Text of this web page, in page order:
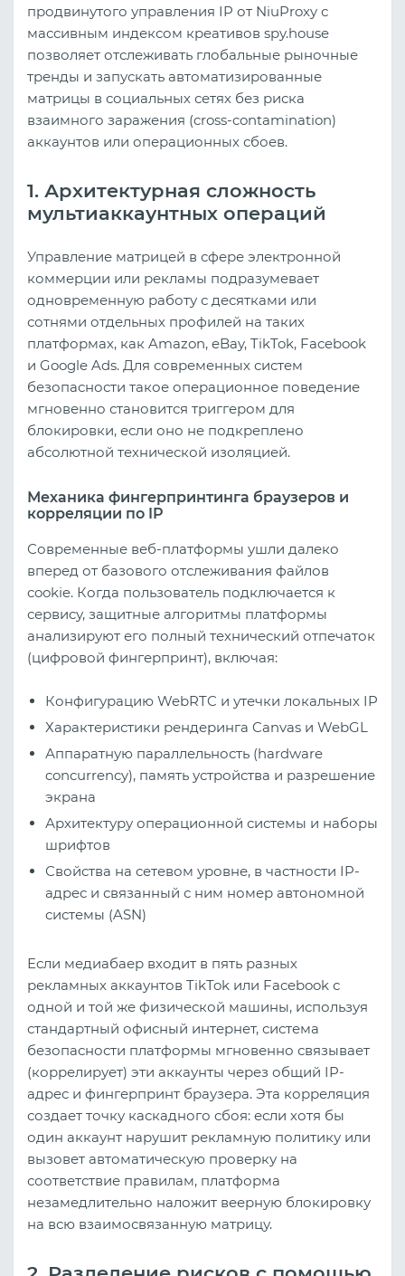
продвинутого управления IP от NiuProxy с
массивным индексом креативов spy.house
позволяет отслеживать глобальные рыночные
тренды и запускать автоматизированные
матрицы в социальных сетях без риска
взаимного заражения (cross-contamination)
аккаунтов или операционных сбоев.
1. Архитектурная сложность
мультиаккаунтных операций
Управление матрицей в сфере электронной
коммерции или рекламы подразумевает
одновременную работу с десятками или
сотнями отдельных профилей на таких
платформах, как Amazon, eBay, TikTok, Facebook
и Google Ads. Для современных систем
безопасности такое операционное поведение
мгновенно становится триггером для
блокировки, если оно не подкреплено
абсолютной технической изоляцией.
Механика фингерпринтинга браузеров и
корреляции по IP
Современные веб-платформы ушли далеко
вперед от базового отслеживания файлов
cookie. Когда пользователь подключается к
сервису, защитные алгоритмы платформы
анализируют его полный технический отпечаток
(цифровой фингерпринт), включая:
Конфигурацию WebRTC и утечки локальных IP
Характеристики рендеринга Canvas и WebGL
Аппаратную параллельность (hardware
concurrency), память устройства и разрешение
экрана
Архитектуру операционной системы и наборы
шрифтов
Свойства на сетевом уровне, в частности IP-
адрес и связанный с ним номер автономной
системы (ASN)
Если медиабаер входит в пять разных
рекламных аккаунтов TikTok или Facebook с
одной и той же физической машины, используя
стандартный офисный интернет, система
безопасности платформы мгновенно связывает
(коррелирует) эти аккаунты через общий IP-
адрес и фингерпринт браузера. Эта корреляция
создает точку каскадного сбоя: если хотя бы
один аккаунт нарушит рекламную политику или
вызовет автоматическую проверку на
соответствие правилам, платформа
незамедлительно наложит веерную блокировку
на всю взаимосвязанную матрицу.